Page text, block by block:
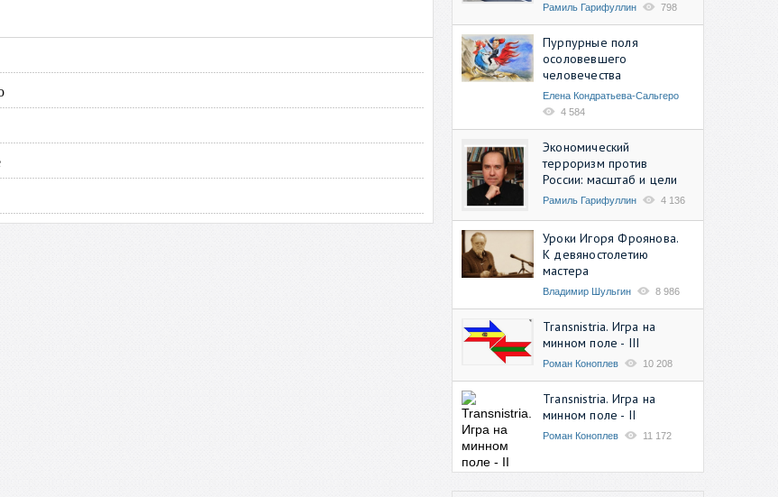
Рамиль Гарифуллин 798
Пурпурные поля
осоловевшего
человечества
Елена Кондратьева-Сальгеро
4 584
Экономический
терроризм против
России: масштаб и цели
Рамиль Гарифуллин 4 136
Уроки Игоря Фроянова.
К девяностолетию
мастера
Владимир Шульгин 8 986
Transnistria. Игра на
минном поле - III
Роман Коноплев 10 208
Transnistria. Игра на
минном поле - II
Роман Коноплев 11 172